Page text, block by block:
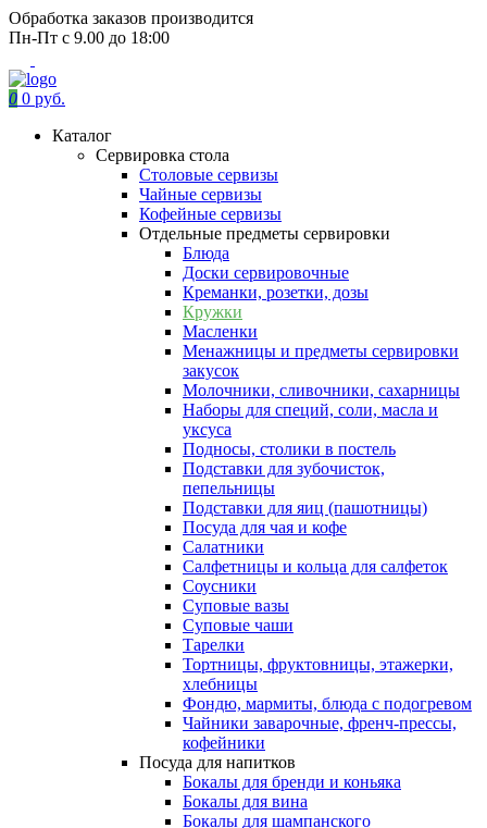
Обработка заказов производится
Пн-Пт с 9.00 до 18:00
0 0 руб.
Каталог
Сервировка стола
Столовые сервизы
Чайные сервизы
Кофейные сервизы
Отдельные предметы сервировки
Блюда
Доски сервировочные
Креманки, розетки, дозы
Кружки
Масленки
Менажницы и предметы сервировки
закусок
Молочники, сливочники, сахарницы
Наборы для специй, соли, масла и
уксуса
Подносы, столики в постель
Подставки для зубочисток,
пепельницы
Подставки для яиц (пашотницы)
Посуда для чая и кофе
Салатники
Салфетницы и кольца для салфеток
Соусники
Суповые вазы
Суповые чаши
Тарелки
Тортницы, фруктовницы, этажерки,
хлебницы
Фондю, мармиты, блюда с подогревом
Чайники заварочные, френч-прессы,
кофейники
Посуда для напитков
Бокалы для бренди и коньяка
Бокалы для вина
Бокалы для шампанского